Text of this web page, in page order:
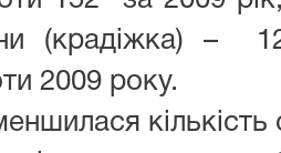
(крадіжка) –
2009 року.
кількість